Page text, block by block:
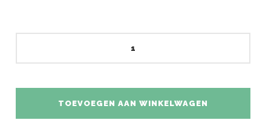
TOEVOEGEN AAN WINKELWAGEN